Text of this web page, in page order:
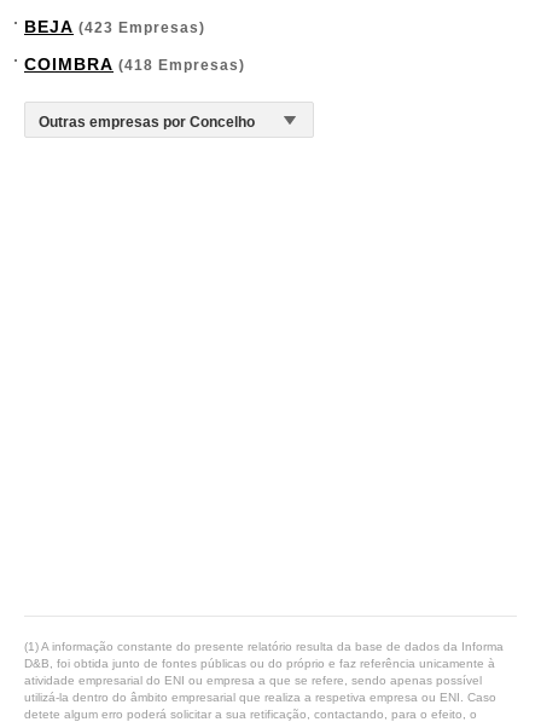
BEJA (423 Empresas)
COIMBRA (418 Empresas)
(1) A informação constante do presente relatório resulta da base de dados da Informa
D&B, foi obtida junto de fontes públicas ou do próprio e faz referência unicamente à
atividade empresarial do ENI ou empresa a que se refere, sendo apenas possível
utilizá-la dentro do âmbito empresarial que realiza a respetiva empresa ou ENI. Caso
detete algum erro poderá solicitar a sua retificação, contactando, para o efeito, o